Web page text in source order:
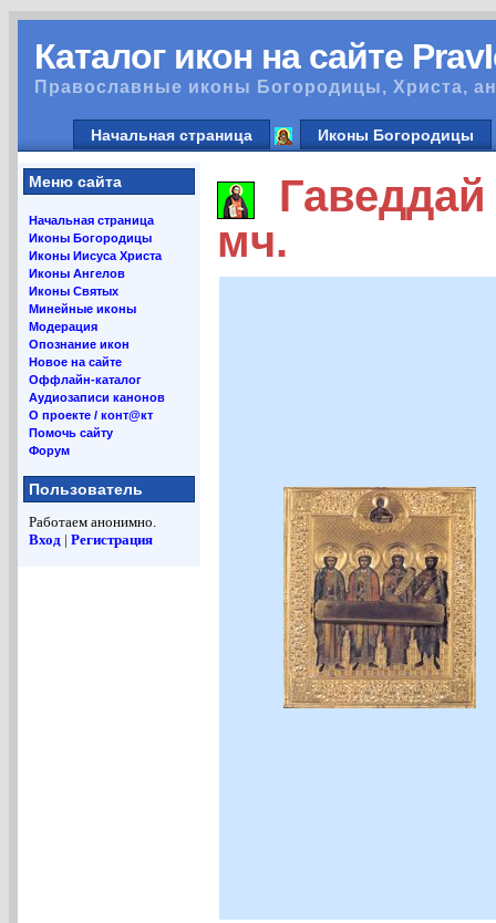
Каталог икон на сайте
Православные иконы Богородицы, Христа,
Начальная страница Иконы Богородицы
Меню сайта
Начальная страница
Иконы Богородицы
Иконы Иисуса Христа
Иконы Ангелов
Иконы Святых
Минейные иконы
Модерация
Опознание икон
Новое на сайте
Оффлайн-каталог
Аудиозаписи канонов
О проекте / конт@кт
Помочь сайту
Форум
Пользователь
Работаем анонимно.
Вход | Регистрация
мч.